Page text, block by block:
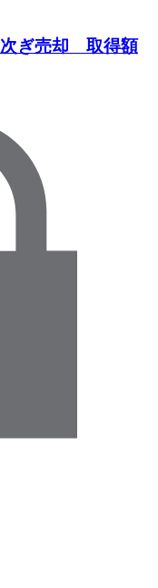
ぎ売却 取得額